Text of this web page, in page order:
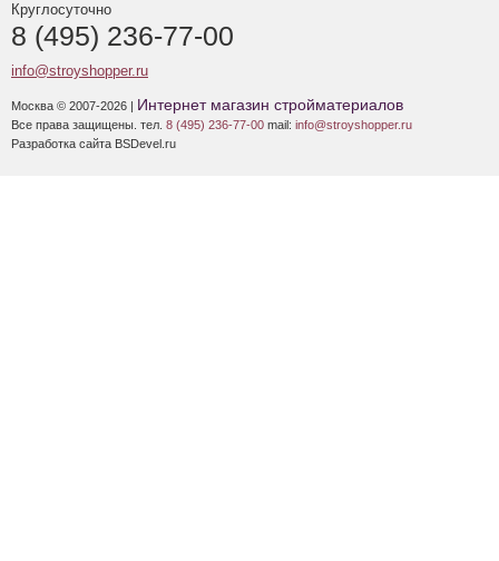
Круглосуточно
8 (495) 236-77-00
info@stroyshopper.ru
Москва © 2007-2026 | Интернет магазин стройматериалов
Все права защищены. тел. 8 (495) 236-77-00 mail: info@stroyshopper.ru
Разработка сайта BSDevel.ru